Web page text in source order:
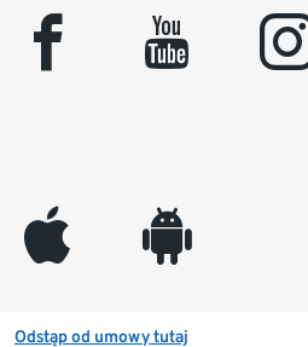
facebook youtube
appleinc android
Odstąp od umowy tutaj